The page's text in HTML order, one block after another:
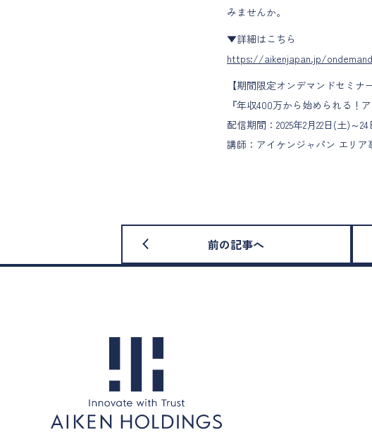
みませんか。
▼詳細はこちら
https://aikenjapan.jp/
【期間限定オンデマンドセミナ
『年収400万から始められる！
配信期間：2025年2月22日(土)～
講師：アイケンジャパン エリ
前の記事へ